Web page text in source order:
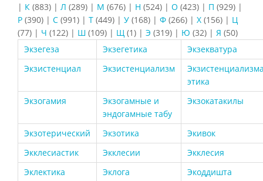
| К (883) | Л (289) | М (676) | Н (524) | О (423) | П (929) |
Р (390) | С (991) | Т (449) | У (168) | Ф (266) | Х (156) | Ц
(77) | Ч (122) | Ш (109) | Щ (1) | Э (319) | Ю (32) | Я (50)
Экзегеза
Экзегетика
Экзекватура
Экзистенциал
Экзистенциализм
этика
Экзогамия
Экзогамные и
эндогамные табу
Экзокатакилы
Экзотерический Экзотика
Экивок
Экклесиастик
Экклесии
Экклесия
Эклектика
Эклога
Экоддишта